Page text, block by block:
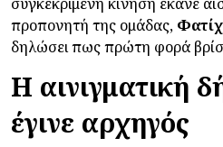
προπονητή της ομάδας, Φατίχ
δηλώσει πως πρώτη φορά
Η αινιγματική
έγινε αρχηγός